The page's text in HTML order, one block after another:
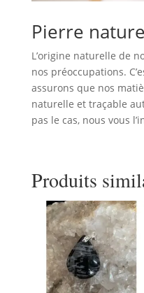
Pierre
L’origine naturelle de
nos préoccupations.
assurons que nos
naturelle et traçable
pas le cas, nous vous
Produits